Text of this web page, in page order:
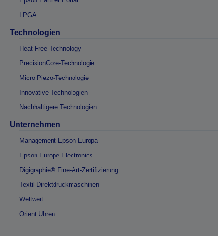
LPGA
Technologien
Heat-Free Technology
PrecisionCore-Technologie
Micro Piezo-Technologie
Innovative Technologien
Nachhaltigere Technologien
Unternehmen
Management Epson Europa
Epson Europe Electronics
Digigraphie® Fine-Art-Zertifizierung
Textil-Direktdruckmaschinen
Weltweit
Orient Uhren